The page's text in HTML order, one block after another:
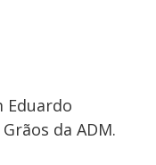
Eduardo
da ADM.